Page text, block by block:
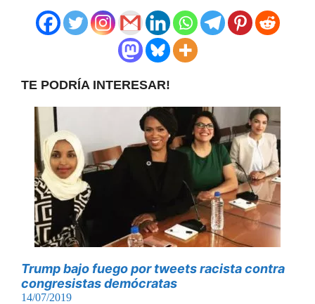
TE PODRÍA INTERESAR!
Trump bajo fuego por tweets racista contra
congresistas demócratas
14/07/2019